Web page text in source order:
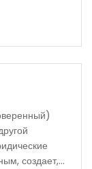
создает,...